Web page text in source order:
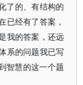
了的、有结构的
已经有了答案，
我的答案，还远
系的问题我已写
智慧的这一个题